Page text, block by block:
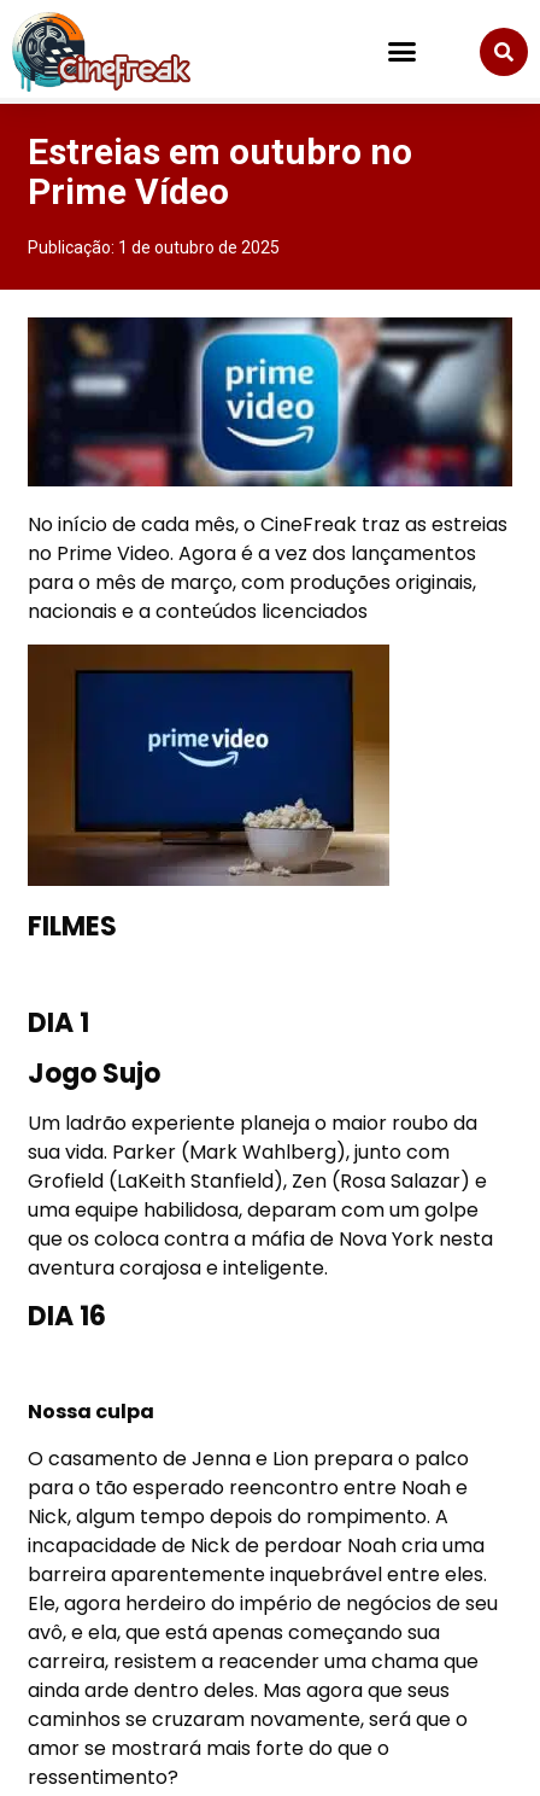
Estreias em outubro no
Prime Vídeo
Publicação: 1 de outubro de 2025
No início de cada mês, o CineFreak traz as estreias
no Prime Video. Agora é a vez dos lançamentos
para o mês de março, com produções originais,
nacionais e a conteúdos licenciados
FILMES
DIA 1
Jogo Sujo
Um ladrão experiente planeja o maior roubo da
sua vida. Parker (Mark Wahlberg), junto com
Grofield (LaKeith Stanfield), Zen (Rosa Salazar) e
uma equipe habilidosa, deparam com um golpe
que os coloca contra a máfia de Nova York nesta
aventura corajosa e inteligente.
DIA 16
Nossa culpa
O casamento de Jenna e Lion prepara o palco
para o tão esperado reencontro entre Noah e
Nick, algum tempo depois do rompimento. A
incapacidade de Nick de perdoar Noah cria uma
barreira aparentemente inquebrável entre eles.
Ele, agora herdeiro do império de negócios de seu
avô, e ela, que está apenas começando sua
carreira, resistem a reacender uma chama que
ainda arde dentro deles. Mas agora que seus
caminhos se cruzaram novamente, será que o
amor se mostrará mais forte do que o
ressentimento?